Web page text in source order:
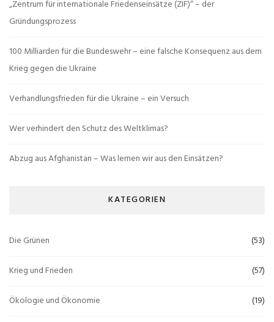
„Zentrum für internationale Friedenseinsätze (ZIF)“ – der
Gründungsprozess
100 Milliarden für die Bundeswehr – eine falsche Konsequenz aus dem
Krieg gegen die Ukraine
Verhandlungsfrieden für die Ukraine – ein Versuch
Wer verhindert den Schutz des Weltklimas?
Abzug aus Afghanistan – Was lernen wir aus den Einsätzen?
KATEGORIEN
Die Grünen (53)
Krieg und Frieden (57)
Ökologie und Ökonomie (19)